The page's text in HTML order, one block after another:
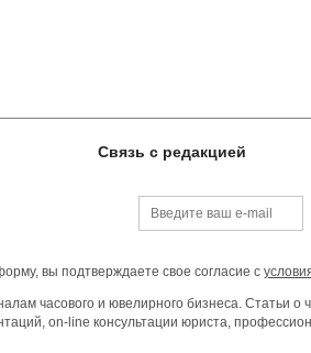
Связь с редакцией
вы подтверждаете свое согласие с
часового и ювелирного бизнеса. Статьи о
on-line консультации юриста,